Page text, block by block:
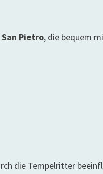
San Pietro, die bequem
die Tempelritter